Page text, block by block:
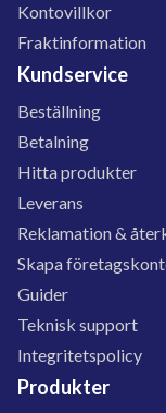
Kontovillkor
Fraktinformation
Kundservice
Beställning
Betalning
Hitta produkter
Leverans
Reklamation &
Skapa
Guider
Teknisk support
Integritetspolicy
Produkter